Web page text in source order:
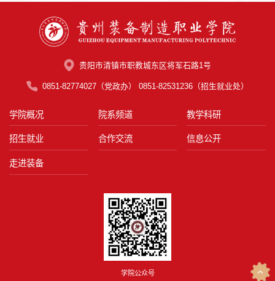
贵阳市清镇市职教城东区将军石路1号
0851-82774027（党政办） 0851-82531236（招生就业处）
学院概况 院系频道 教学科研
招生就业 合作交流 信息公开
走进装备
学院公众号